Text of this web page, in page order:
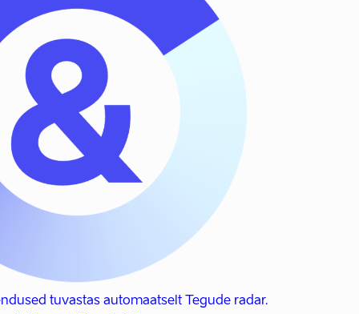
tuvastas automaatselt Tegude radar.